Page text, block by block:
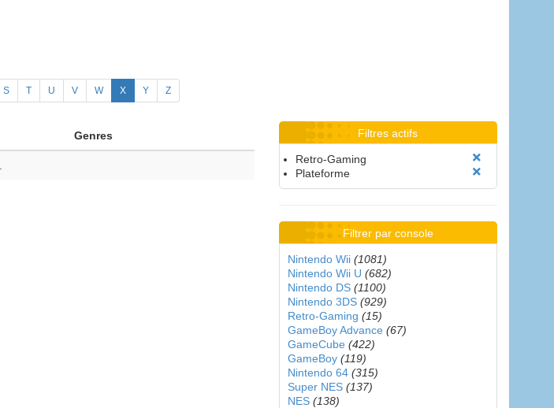
S T U V W X Y Z
Genres Filtres actifs
Retro-Gaming
Plateforme
Filtrer par console
Nintendo Wii (1081)
Nintendo Wii U (682)
Nintendo DS (1100)
Nintendo 3DS (929)
Retro-Gaming (15)
GameBoy Advance (67)
GameCube (422)
GameBoy (119)
Nintendo 64 (315)
Super NES (137)
NES (138)